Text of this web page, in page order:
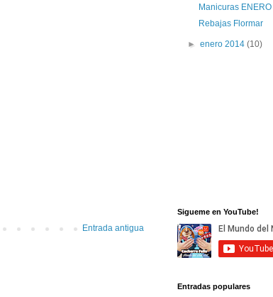
Entrada antigua
Manicuras ENERO
Rebajas Flormar
►enero 2014(10)
Sigueme en YouTube!
Entradas populares